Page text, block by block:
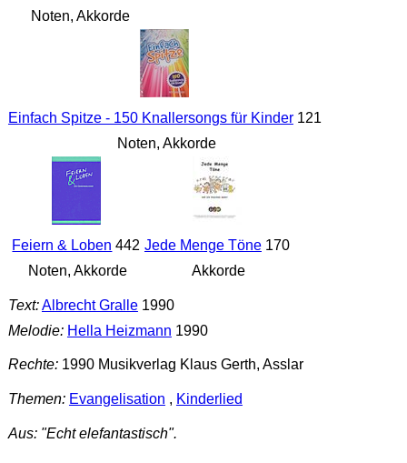
Noten, Akkorde
Einfach Spitze - 150 Knallersongs für Kinder121
Noten, Akkorde
Feiern & Loben 442
Noten, Akkorde
Jede Menge Töne170
Akkorde
Text:Albrecht Gralle1990
Melodie: Hella Heizmann 1990
Rechte:1990 Musikverlag Klaus Gerth, Asslar
Themen: Evangelisation , Kinderlied
Aus: "Echt elefantastisch".